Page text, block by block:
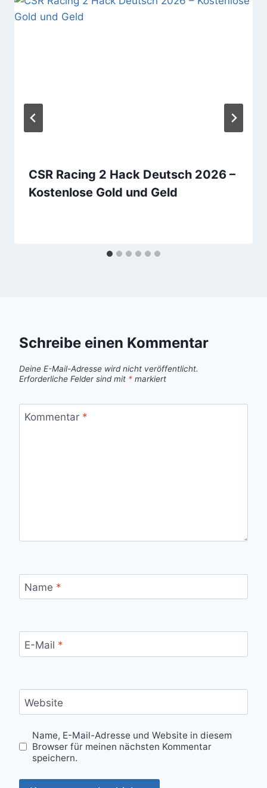
CSR Racing 2 Hack Deutsch 2026 –
Kostenlose Gold und Geld
Schreibe einen Kommentar
Deine E-Mail-Adresse wird nicht veröffentlicht.
Erforderliche Felder sind mit * markiert
Kommentar *
Name *
E-Mail *
Website
Name, E-Mail-Adresse und Website in diesem
Browser für meinen nächsten Kommentar
speichern.